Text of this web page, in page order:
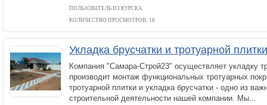
ПОЛЬЗОВАТЕЛЬ ИЗ КУРСКА
КОЛИЧЕСТВО ПРОСМОТРОВ: 16
Укладка брусчатки и тротуарной плитки
Компания "Самара-Строй23" осуществляет укладку
производит монтаж функциональных тротуарных
тротуарной плитки и укладка брусчатки - одно из
строительной деятельности нашей компании. Мы...